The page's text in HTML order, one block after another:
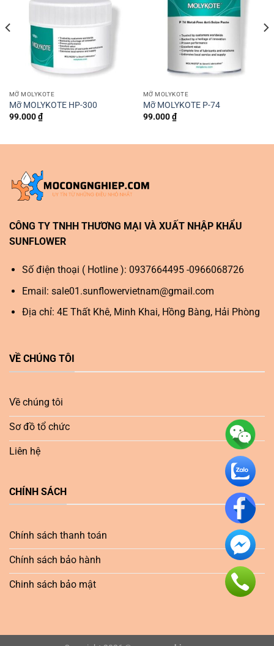
MỠ MOLYKOTE
Mỡ MOLYKOTE HP-300
99.000₫
MỠ MOLYKOTE
Mỡ MOLYKOTE P-74
99.000₫
CÔNG TY TNHH THƯƠNG MẠI VÀ XUẤT NHẬP KHẨU
SUNFLOWER
Số điện thoại ( Hotline ): 0937664495 -0966068726
Email: sale01.sunflowervietnam@gmail.com
Địa chỉ: 4E Thất Khê, Minh Khai, Hồng Bàng, Hải Phòng
VỀ CHÚNG TÔI
Về chúng tôi
Sơ đồ tổ chức
Liên hệ
CHÍNH SÁCH
Chính sách thanh toán
Chính sách bảo hành
Chinh sách bảo mật